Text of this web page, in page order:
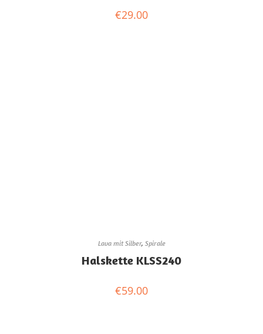
€29.00
Lava mit Silber, Spirale
Halskette KLSS240
€59.00